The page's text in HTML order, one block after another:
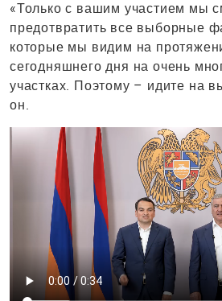
«Только с вашим участием мы
предотвратить все выборные
которые мы видим на
сегодняшнего дня на очень
участках. Поэтому – идите на
он.